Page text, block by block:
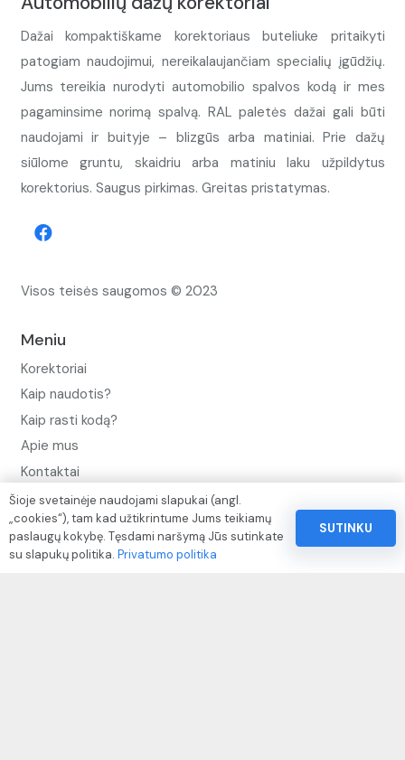
Dažai kompaktiškame korektoriaus buteliuke pritaikyti
patogiam naudojimui, nereikalaujančiam specialių įgūdžių.
Jums tereikia nurodyti automobilio spalvos kodą ir mes
pagaminsime norimą spalvą. RAL paletės dažai gali būti
naudojami ir buityje – blizgūs arba matiniai. Prie dažų
siūlome gruntu, skaidriu arba matiniu laku užpildytus
korektorius. Saugus pirkimas. Greitas pristatymas.
Visos teisės saugomos © 2023
Meniu
Korektoriai
Kaip naudotis?
Kaip rasti kodą?
Apie mus
Kontaktai
Privatumo politika
Pinigų ir prekių grąžinimo politika
Paslaugų naudojimo sąlygos ir taisyklės
Šioje svetainėje naudojami slapukai (angl.
„cookies“), tam kad užtikrintume Jums teikiamų
paslaugų kokybę. Tęsdami naršymą Jūs sutinkate
su slapukų politika. Privatumo politika
SUTINKU